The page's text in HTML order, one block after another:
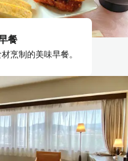
餐
烹制的美味早餐。